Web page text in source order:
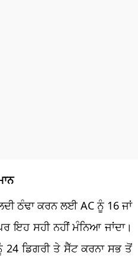
ਠੰਢਾ ਕਰਨ ਲਈ AC ਨੂੰ 16 ਜਾਂ
ਇਹ ਸਹੀ ਨਹੀਂ ਮੰਨਿਆ ਜਾਂਦਾ।
ਡਿਗਰੀ ਤੇ ਸੈੱਟ ਕਰਨਾ ਸਭ ਤੋਂ